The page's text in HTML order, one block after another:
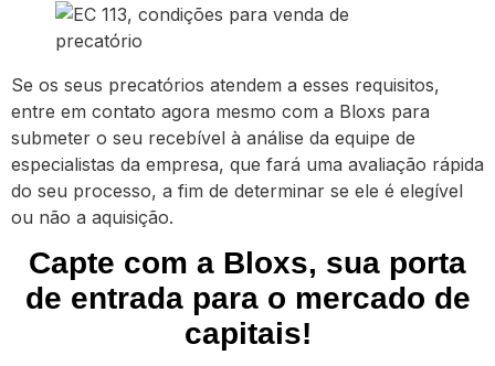
Se os seus precatórios atendem a esses requisitos,
entre em contato agora mesmo com a Bloxs para
submeter o seu recebível à análise da equipe de
especialistas da empresa, que fará uma avaliação rápida
do seu processo, a fim de determinar se ele é elegível
ou não a aquisição.